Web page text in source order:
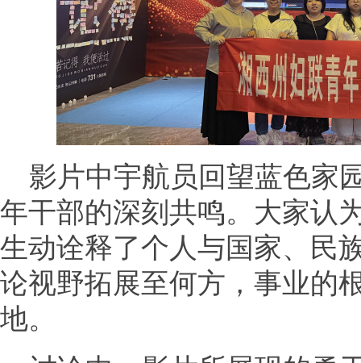
影片中宇航员回望蓝色家
年干部的深刻共鸣。大家认
生动诠释了个人与国家、民
论视野拓展至何方，事业的
地。